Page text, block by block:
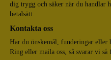
dig trygg och säker när du handlar
betalsätt.
Kontakta oss
Har du önskemål, funderingar eller
Ring eller maila oss, så svarar vi